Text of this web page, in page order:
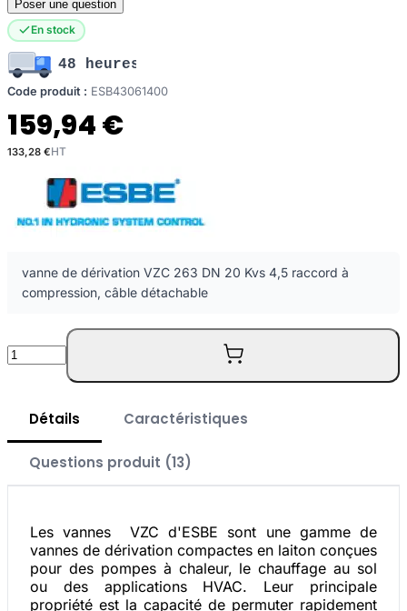
Poser une question
En stock
48 heures
Code produit : ESB43061400
159,94 €
133,28 €
vanne de dérivation VZC 263 DN 20 Kvs 4,5 raccord à
compression, câble détachable
Quantité
Détails Caractéristiques
Questions produit (13)
Les vannes VZC d'ESBE sont une gamme de
vannes de dérivation compactes en laiton conçues
pour des pompes à chaleur, le chauffage au sol
ou des applications HVAC. Leur principale
propriété est la capacité de permuter rapidement